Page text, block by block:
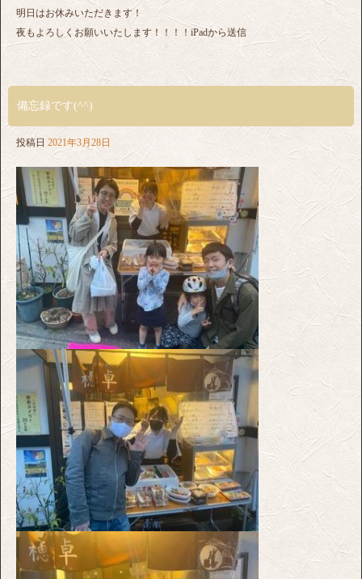
明日はお休みいただきます！
夜もよろしくお願いいたします！！！！iPadから送信
備忘録です(^^)
投稿日 2021年3月28日